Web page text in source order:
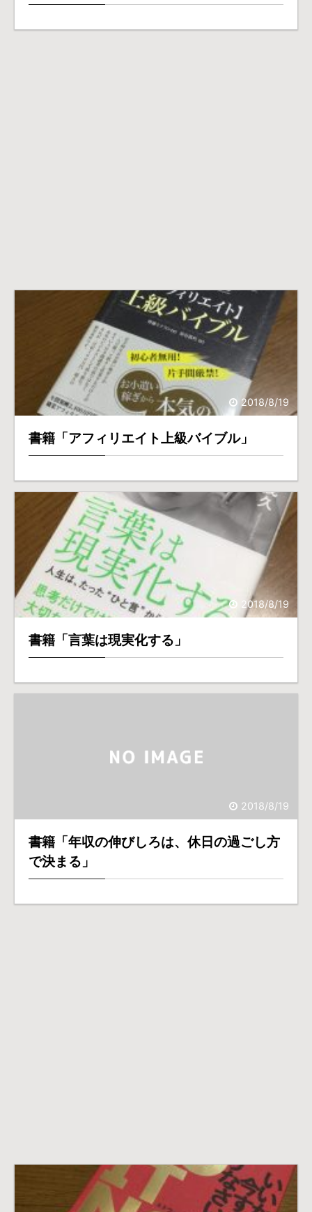
2018/8/19
書籍「アフィリエイト上級バイブル」
2018/8/19
書籍「言葉は現実化する」
2018/8/19
書籍「年収の伸びしろは、休日の過ごし方
で決まる」